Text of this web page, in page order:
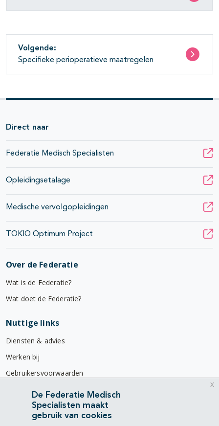
Volgende:
Specifieke perioperatieve maatregelen
Direct naar
Federatie Medisch Specialisten
Opleidingsetalage
Medische vervolgopleidingen
TOKIO Optimum Project
Over de Federatie
Wat is de Federatie?
Wat doet de Federatie?
Nuttige links
Diensten & advies
Werken bij
Gebruikersvoorwaarden
Privacyverklaring
Contact
De Federatie Medisch
Specialisten maakt
gebruik van cookies
x